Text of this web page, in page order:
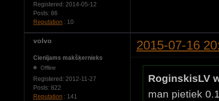
Registered: 2014-05-12
Posts: 86
Reputation : 10
volvo 2015-07-16
Cienījams makšķernieks
Offline
Registered: 2012-11-27
Posts: 822
Reputation : 141
RoginskisLV
man pietiek